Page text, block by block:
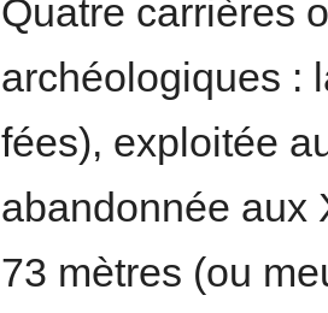
Quatre carrières
archéologiques :
fées), exploitée
abandonnée aux
73 mètres (ou